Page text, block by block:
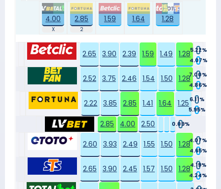
4.00 2.85 1.59 1.64 1.28
2.65 3.90 2.39 1.59 1.49 1.285.22%
4.07%
2.52 3.75 2.46 1.54 1.50 1.287.00%
4.86%
2.22 3.85 2.85 1.41 1.64 1.256.11%
5.95%
2.85 4.00 2.50 0.09%
2.60 3.93 2.49 1.55 1.50 1.284.07%
4.65%
2.65 3.90 2.45 1.57 1.50 1.284.19%
4.24%